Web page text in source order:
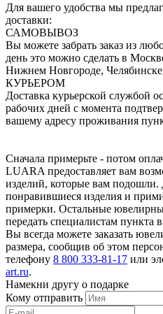
Для вашего удобства мы
доставки:
САМОВЫВОЗ
Вы можете забрать заказ из
день это можно сделать в
Нижнем Новгороде,
КУРЬЕРОМ
Доставка курьерской службой
рабочих дней с момента
вашему адресу проживания
Сначала примерьте - потом
LUARA предоставляет вам
изделий, которые вам подошли.
понравившиеся изделия и
примерки. Остальные
передать специалистам пункта
Вы всегда можете заказать
размера, сообщив об этом
телефону 8 800 333-81-17 или
art.ru.
Намекни другу о подарке
Кому отправить